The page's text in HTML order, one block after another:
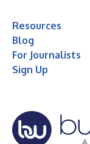
Resources
Blog
For Journalists
Sign Up